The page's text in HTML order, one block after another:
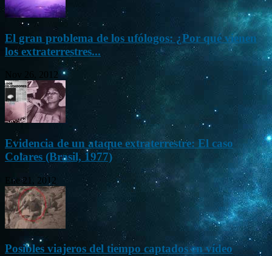
El gran problema de los ufólogos: ¿Por qué vienen
los extraterrestres...
Nov 26, 2012
Evidencia de un ataque extraterrestre: El caso
Colares (Brasil, 1977)
Ene 21, 2012
Posibles viajeros del tiempo captados en vídeo